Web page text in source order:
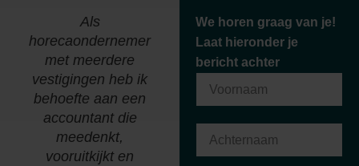
We horen graag van je!
Laat hieronder je
bericht achter
Als
horecaondernemer
met meerdere
vestigingen heb ik
behoefte aan een
accountant die
meedenkt,
vooruitkijkt en
"Wij zijn al meer dan
30 jaar een
tevreden klant bij
Accountants. Kennis
persoonlijk contact
zorgen hiervoor."